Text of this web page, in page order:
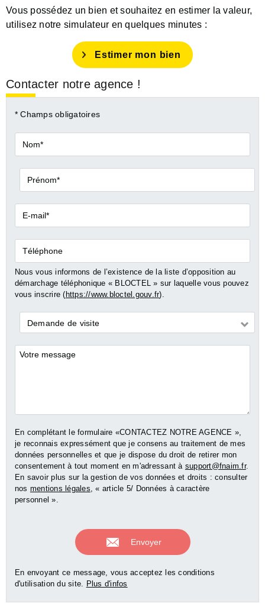
Vous possédez un bien et souhaitez en estimer la valeur,
utilisez notre simulateur en quelques minutes :
Estimer mon bien
Contacter notre agence !
* Champs obligatoires
Nom*
Prénom*
E-
mail*
Téléphone
Nous vous informons de l’existence de la liste d’opposition au
démarchage téléphonique « BLOCTEL » sur laquelle vous pouvez
vous inscrire ( https://www.bloctel.gouv.fr).
Demande
*
Demande de visite
Commentaires
En complétant le formulaire «CONTACTEZ NOTRE AGENCE »,
je reconnais expressément que je consens au traitement de mes
données personnelles et que je dispose du droit de retirer mon
consentement à tout moment en m'adressant à support@fnaim.fr.
En savoir plus sur la gestion de vos données et droits : consulter
nos mentions légales, « article 5/ Données à caractère
personnel ».
En envoyant ce message, vous acceptez les conditions
d'utilisation du site. Plus d'infos